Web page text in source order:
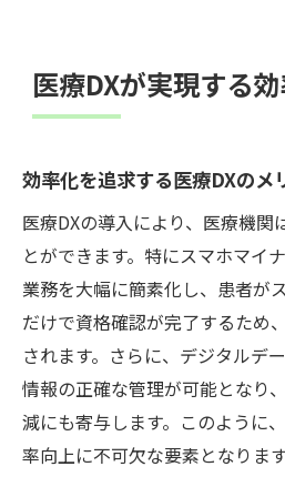
医療DXが実現する
効率化を追求する医療DXのメ
医療DXの導入により、医療機関
とができます。特にスマホマイ
業務を大幅に簡素化し、患者が
だけで資格確認が完了するため
されます。さらに、デジタルデ
情報の正確な管理が可能となり
減にも寄与します。このように
率向上に不可欠な要素となります